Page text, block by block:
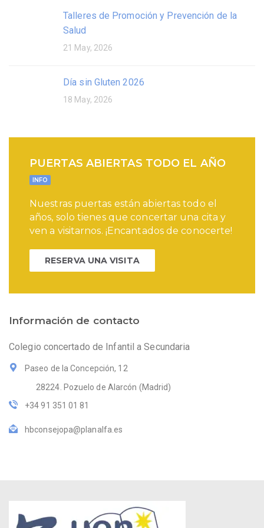
Talleres de Promoción y Prevención de la
Salud
21 May, 2026
Día sin Gluten 2026
18 May, 2026
PUERTAS ABIERTAS TODO EL AÑO
INFO
Nuestras puertas están abiertas todo el
años, solo tienes que concertar una cita y
ven a visitarnos. ¡Encantados de conocerte!
RESERVA UNA VISITA
Información de contacto
Colegio concertado de Infantil a Secundaria
Paseo de la Concepción, 12
28224. Pozuelo de Alarcón (Madrid)
+34 91 351 01 81
hbconsejopa@planalfa.es